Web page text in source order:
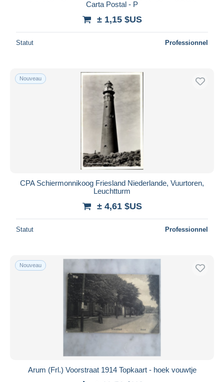
Carta Postal - P
± 1,15 $US
Statut Professionnel
Nouveau
CPA Schiermonnikoog Friesland Niederlande, Vuurtoren,
Leuchtturm
± 4,61 $US
Statut Professionnel
Nouveau
Arum (Frl.) Voorstraat 1914 Topkaart - hoek vouwtje